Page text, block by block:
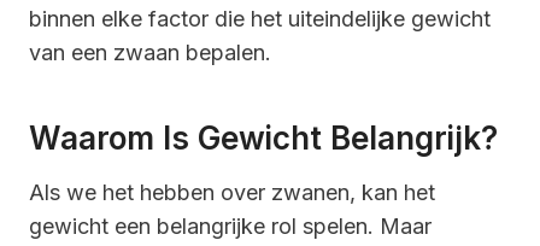
binnen elke factor die het uiteindelijke gewicht
van een zwaan bepalen.
Waarom Is Gewicht Belangrijk?
Als we het hebben over zwanen, kan het
gewicht een belangrijke rol spelen. Maar